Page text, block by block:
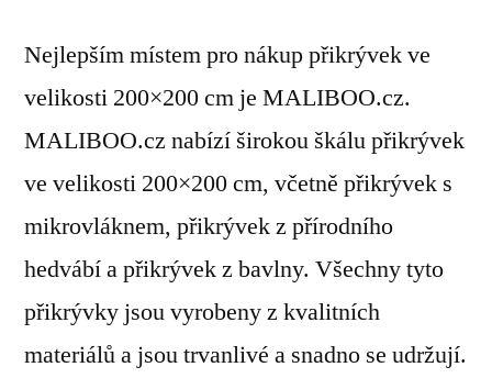
Nejlepším místem pro nákup přikrývek ve
velikosti 200×200 cm je MALIBOO.cz.
MALIBOO.cz nabízí širokou škálu přikrývek
ve velikosti 200×200 cm, včetně přikrývek s
mikrovláknem, přikrývek z přírodního
hedvábí a přikrývek z bavlny. Všechny tyto
přikrývky jsou vyrobeny z kvalitních
materiálů a jsou trvanlivé a snadno se udržují.